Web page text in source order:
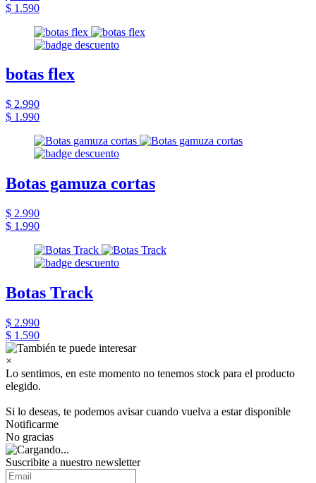
$ 1.590
botas flex
$ 2.990
$ 1.990
Botas gamuza cortas
$ 2.990
$ 1.990
Botas Track
$ 2.990
$ 1.590
×
Lo sentimos, en este momento no tenemos stock para el producto
elegido.
Si lo deseas, te podemos avisar cuando vuelva a estar disponible
Notificarme
No gracias
Suscribite a nuestro newsletter